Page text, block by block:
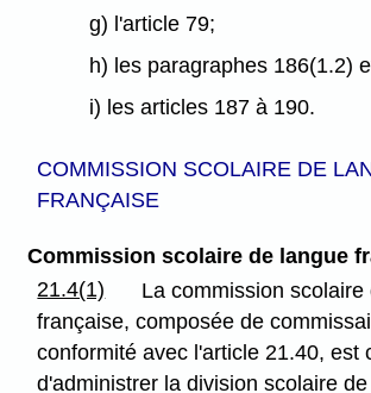
g) l'article 79;
h) les paragraphes 186(1.2)
i) les articles 187 à 190.
COMMISSION SCOLAIRE DE
FRANÇAISE
Commission scolaire de langue
21.4(1)
La commission scolaire
française, composée de
conformité avec l'article 21.40, est
d'administrer la division scolaire